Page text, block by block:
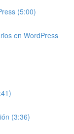
(5:00)
en WordPress
(3:36)